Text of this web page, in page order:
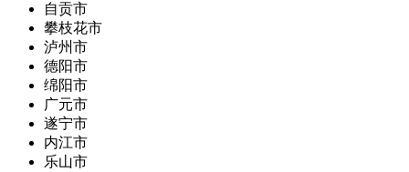
自贡市
攀枝花市
泸州市
德阳市
绵阳市
广元市
遂宁市
内江市
乐山市